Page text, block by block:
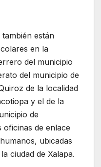
están
en la
del municipio
del municipio de
de la localidad
y el de la
de
oficinas de enlace
ubicadas
ciudad de Xalapa.